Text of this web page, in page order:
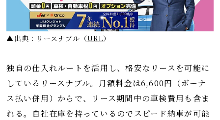
▲出典：リースナブル （URL）
独自の仕入れルートを活用し、格安なリースを可能に
しているリースナブル。月額料金は6,600円（ボーナ
ス払い併用）からで、リース期間中の車検費用も含ま
れる。自社在庫を持っているのでスピード納車が可能